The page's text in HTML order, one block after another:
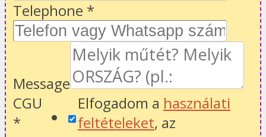
Telephone *
Message
CGU
*
Elfogadom a használati
feltételeket, az